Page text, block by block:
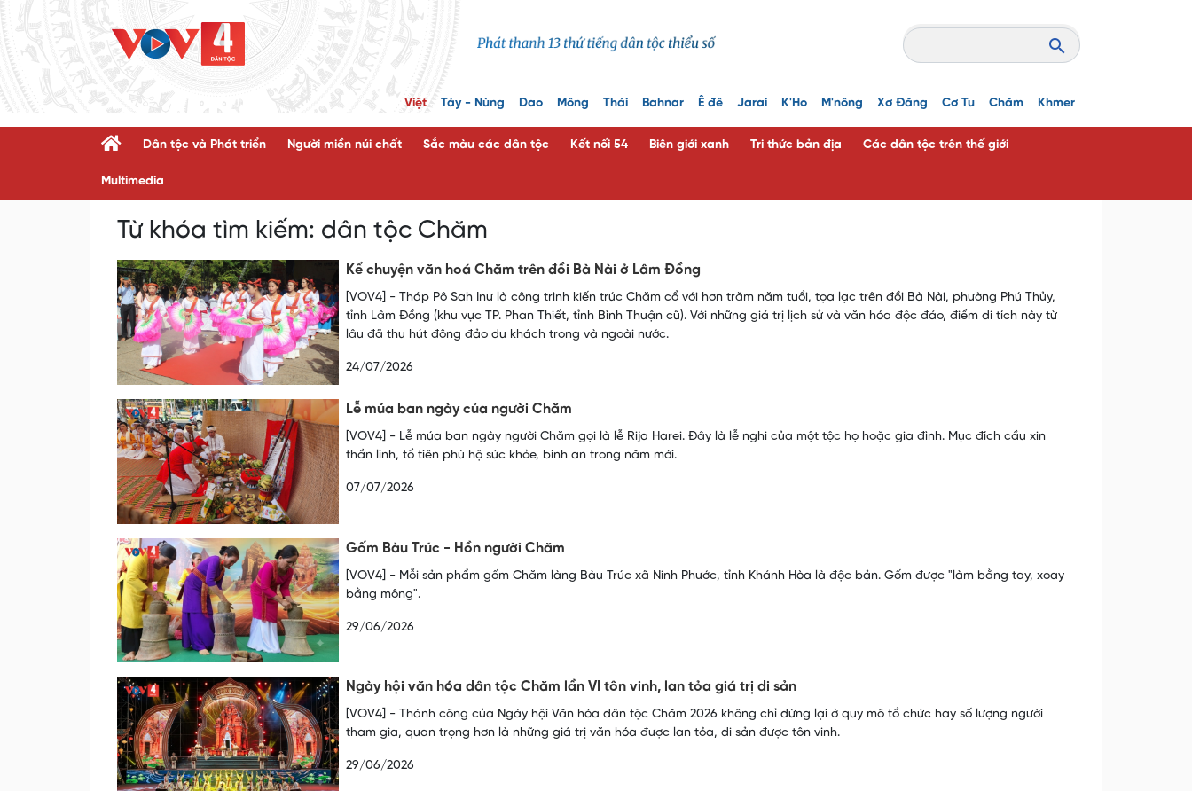
Việt Tày - Nùng Dao Mông Thái Bahnar Ê đê Jarai K'Ho M'nông Xơ Đăng Cơ Tu Chăm Khmer
Dân tộc và Phát triển Người miền núi chất Sắc màu các dân tộc Kết nối 54 Biên giới xanh Tri thức bản địa Các dân tộc trên thế giới
Multimedia
Từ khóa tìm kiếm: dân tộc Chăm
Kể chuyện văn hoá Chăm trên đồi Bà Nài ở Lâm Đồng
[VOV4] - Tháp Pô Sah Inư là công trình kiến trúc Chăm cổ với hơn trăm năm tuổi, tọa lạc trên đồi Bà Nài, phường Phú Thủy,
tỉnh Lâm Đồng (khu vực TP. Phan Thiết, tỉnh Bình Thuận cũ). Với những giá trị lịch sử và văn hóa độc đáo, điểm di tích này từ
lâu đã thu hút đông đảo du khách trong và ngoài nước.
24/07/2026
Lễ múa ban ngày của người Chăm
[VOV4] - Lễ múa ban ngày người Chăm gọi là lễ Rija Harei. Đây là lễ nghi của một tộc họ hoặc gia đình. Mục đích cầu xin
thần linh, tổ tiên phù hộ sức khỏe, bình an trong năm mới.
07/07/2026
Gốm Bàu Trúc - Hồn người Chăm
[VOV4] - Mỗi sản phẩm gốm Chăm làng Bàu Trúc xã Ninh Phước, tỉnh Khánh Hòa là độc bản. Gốm được "làm bằng tay, xoay
bằng mông".
29/06/2026
Ngày hội văn hóa dân tộc Chăm lần VI tôn vinh, lan tỏa giá trị di sản
[VOV4] - Thành công của Ngày hội Văn hóa dân tộc Chăm 2026 không chỉ dừng lại ở quy mô tổ chức hay số lượng người
tham gia, quan trọng hơn là những giá trị văn hóa được lan tỏa, di sản được tôn vinh.
29/06/2026